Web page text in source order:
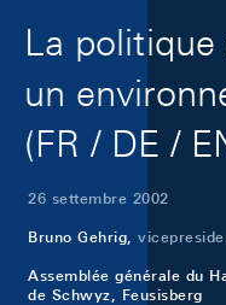
La
un
(FR / DE /
26 settembre 2002
Bruno Gehrig,
Assemblée générale du
de Schwyz, Feusisberg